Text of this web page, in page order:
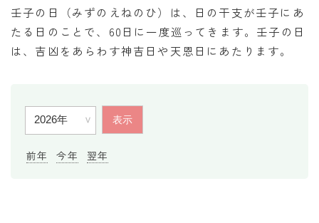
五節句
年中行事
七十二候
雑節
壬子の日（みずのえねのひ）は、日の干支が壬子にあ
たる日のことで、60日に一度巡ってきます。壬子の日
は、吉凶をあらわす神吉日や天恩日にあたります。
前年 今年 翌年